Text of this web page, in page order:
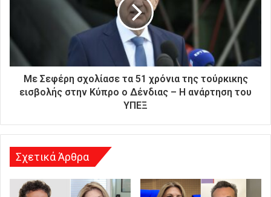
δ
σ
Με Σεφέρη σχολίασε τα 51 χρόνια της τούρκικης
εισβολής στην Κύπρο ο Δένδιας – Η ανάρτηση του
ΥΠΕΞ
Σχετικά Άρθρα